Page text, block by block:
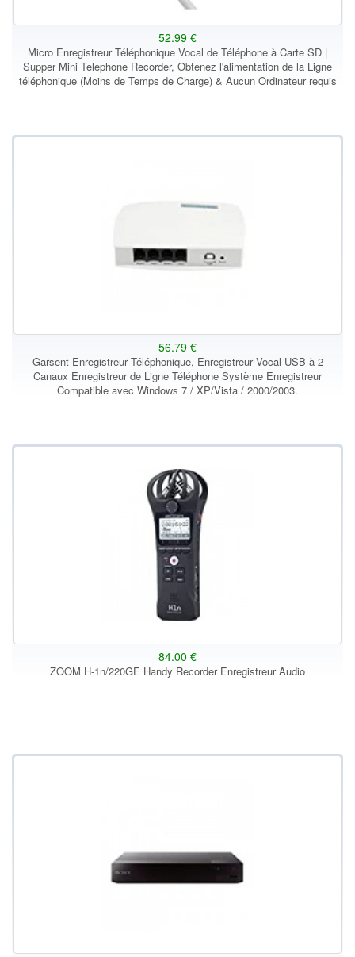
52.99 €
Micro Enregistreur Téléphonique Vocal de Téléphone à Carte SD |
Supper Mini Telephone Recorder, Obtenez l'alimentation de la Ligne
téléphonique (Moins de Temps de Charge) & Aucun Ordinateur requis
56.79 €
Garsent Enregistreur Téléphonique, Enregistreur Vocal USB à 2
Canaux Enregistreur de Ligne Téléphone Système Enregistreur
Compatible avec Windows 7 / XP/Vista / 2000/2003.
84.00 €
ZOOM H-1n/220GE Handy Recorder Enregistreur Audio